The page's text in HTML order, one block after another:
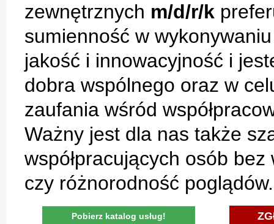
zewnętrznych m/d/r/k
sumienność w
jakość i innowacyjność i
dobra wspólnego oraz w
zaufania wśród
Ważny jest dla nas także
współpracujących osób
czy różnorodność poglądów.
Pobierz katalog usług!